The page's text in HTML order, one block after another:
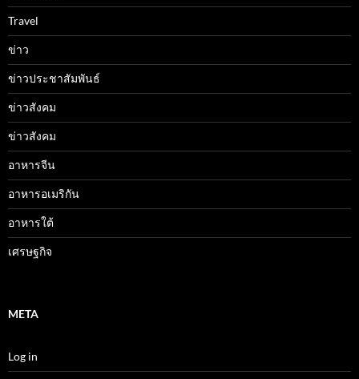
Travel
ข่าว
ข่าวประชาสัมพันธ์
ข่าวสังคม
ข่าวสังคม
อาหารจีน
อาหารอเมริกัน
อาหารใต้
เศรษฐกิจ
META
Log in